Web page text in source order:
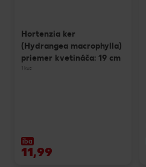
Hortenzia ker
(Hydrangea macrophylla)
priemer kvetináča: 19 cm
1 kus
iba
11,99